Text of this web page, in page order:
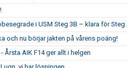
i USM Steg 3B – klara för Steg
och nu börjar jakten på vårens poäng!
Årsta AIK F14 ger allt i helgen